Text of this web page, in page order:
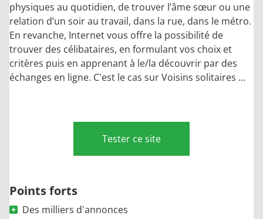
physiques au quotidien, de trouver l’âme sœur ou une
relation d’un soir au travail, dans la rue, dans le métro.
En revanche, Internet vous offre la possibilité de
trouver des célibataires, en formulant vos choix et
critères puis en apprenant à le/la découvrir par des
échanges en ligne. C'est le cas sur Voisins solitaires ...
Points forts
Des milliers d'annonces
Tester ce site